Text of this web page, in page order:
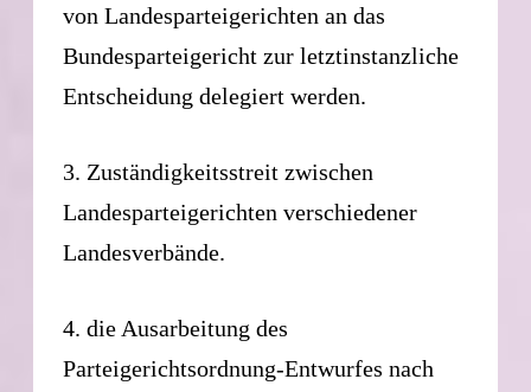
von Landesparteigerichten an das
Bundesparteigericht zur letztinstanzliche
Entscheidung delegiert werden.
3. Zuständigkeitsstreit zwischen
Landesparteigerichten verschiedener
Landesverbände.
4. die Ausarbeitung des
Parteigerichtsordnung-Entwurfes nach